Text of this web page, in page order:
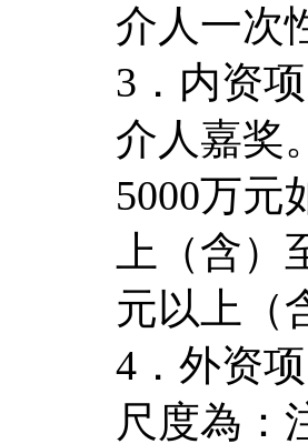
介人一次
3．内资
介人嘉奖
5000万元
上（含
元以上（
4．外资
尺度為：